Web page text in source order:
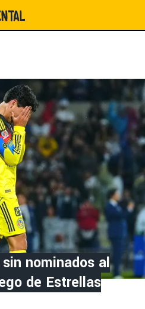
nominados al
de Estrellas